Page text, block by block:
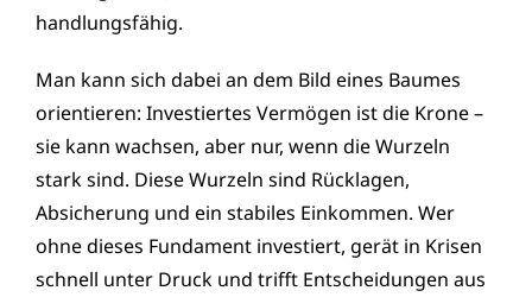
handlungsfähig.
Man kann sich dabei an dem Bild eines Baumes
orientieren: Investiertes Vermögen ist die Krone –
sie kann wachsen, aber nur, wenn die Wurzeln
stark sind. Diese Wurzeln sind Rücklagen,
Absicherung und ein stabiles Einkommen. Wer
ohne dieses Fundament investiert, gerät in Krisen
schnell unter Druck und trifft Entscheidungen aus